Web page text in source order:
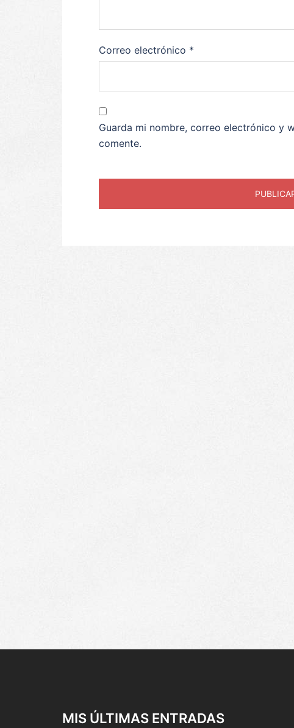
Correo electrónico *
Guarda mi nombre, correo electrónico y
comente.
MIS ÚLTIMAS ENTRADAS